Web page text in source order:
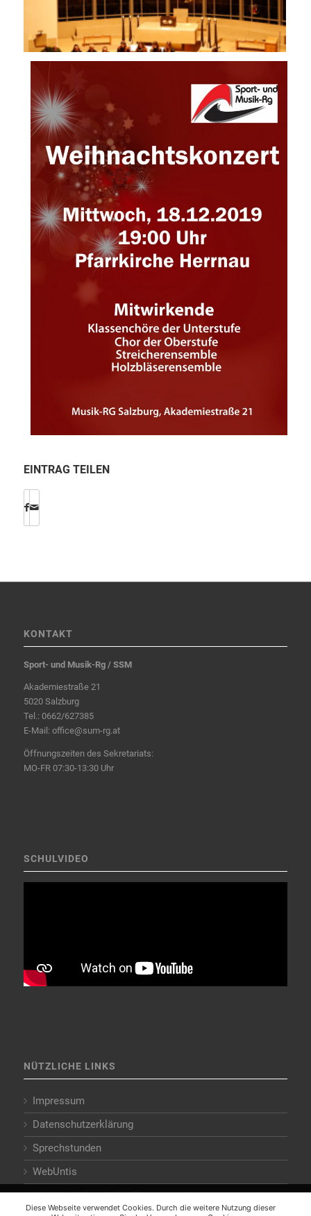
EINTRAG TEILEN
KONTAKT
Sport- und Musik-Rg / SSM
Akademiestraße 21
5020 Salzburg
Tel.: 0662/627385
E-Mail: office@sum-rg.at
Öffnungszeiten des Sekretariats:
MO-FR 07:30-13:30 Uhr
SCHULVIDEO
NÜTZLICHE LINKS
Impressum
Datenschutzerklärung
Sprechstunden
WebUntis
WLAN – Office 365 – Teams
Diese Webseite verwendet Cookies. Durch die weitere Nutzung dieser